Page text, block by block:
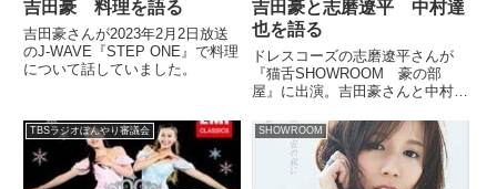
吉田豪 料理を語る
吉田豪さんが2023年2月2日放送
のJ-WAVE『STEP ONE』で料理
について話していました。
吉田豪と志磨遼平 中村達
也を語る
ドレスコーズの志磨遼平さんが
『猫舌SHOWROOM 豪の部
屋』に出演。吉田豪さんと中村達
た。?#猫舌SHOWROOM「豪の
部屋」?#平成最後 は #志磨遼平
(ドレスコーズ)とロック雑談をお
届けしました??新譜『ジャ...
TBSラジオぼんやり審議会 SHOWROOM